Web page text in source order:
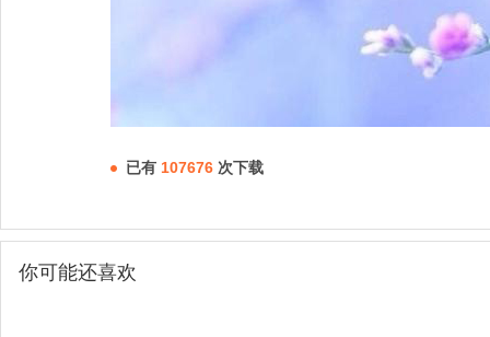
已有 107676 次下载
你可能还喜欢